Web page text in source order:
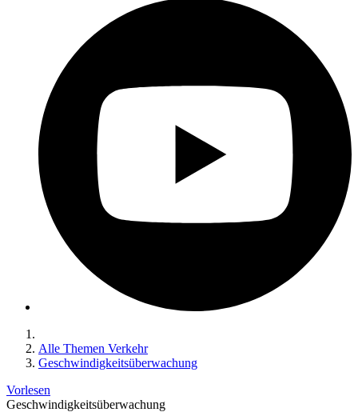
Alle Themen Verkehr
Geschwindigkeitsüberwachung
Vorlesen
Geschwindigkeitsüberwachung